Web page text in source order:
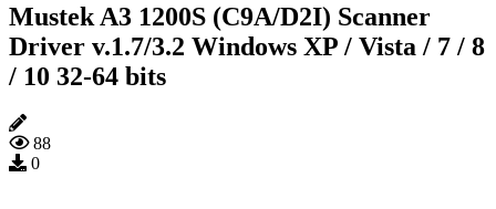
Mustek A3 1200S (C9A/D2I) Scanner
Driver v.1.7/3.2 Windows XP / Vista / 7 / 8
/ 10 32-64 bits
88
0